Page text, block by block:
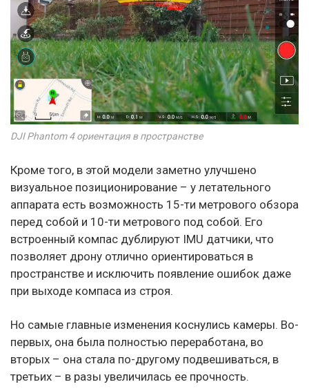
DJI Phantom 4 ориентация в пространстве
Кроме того, в этой модели заметно улучшено
визуальное позиционирование – у летательного
аппарата есть возможность 15-ти метрового обзора
перед собой и 10-ти метрового под собой. Его
встроенный компас дублируют IМU датчики, что
позволяет дрону отлично ориентироваться в
пространстве и исключить появление ошибок даже
при выходе компаса из строя.
Но самые главные изменения коснулись камеры. Во-
первых, она была полностью переработана, во
вторых – она стала по-другому подвешиваться, в
третьих – в разы увеличилась ее прочность.